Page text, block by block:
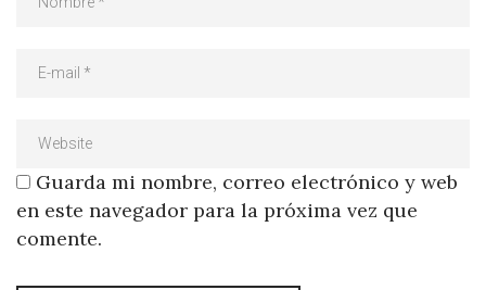
Guarda mi nombre, correo electrónico y web
en este navegador para la próxima vez que
comente.